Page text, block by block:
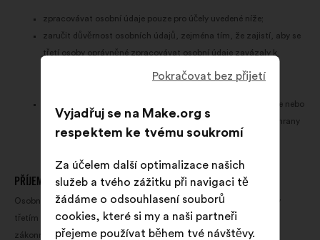
zpracovávat osobní údaje pouze pro účely uvedené níže;
zaručit důvěrnost osobních údajů, zejména tím, že zajistí, aby se
třetí osoby oprávněné zpracovávat osobní údaje zavázaly k
respektování jejich důvěrnosti nebo aby se na ně vztahovala
brát v úvahu s ohledem na své nástroje, konzultace, aplikace nebo
služby zásady ochrany údajů již od návrhu a standardně ochrany
údajů (Privacy By Design).
PŘÍJEMCI
Osobní údaje zpracovávané při plnění úkolu nesmějí být poskytnuty
třetím stranám s výjimkou případů uvedených níže nebo s výjimkou
zákonných nebo regulačních ustanovení.
Pokračovat bez přijetí
Vyjadřuj se na Make.org s
respektem ke tvému soukromí
Za účelem další optimalizace našich
služeb a tvého zážitku při navigaci tě
žádáme o odsouhlasení souborů
cookies, které si my a naši partneři
přejeme používat během tvé návštěvy.